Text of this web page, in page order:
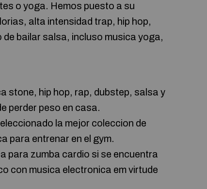
o yoga. Hemos puesto a su
alta intensidad trap, hip hop,
bailar salsa, incluso musica yoga,
stone, hip hop, rap, dubstep, salsa y
perder peso en casa.
la mejor coleccion de
para entrenar en el gym.
para zumba cardio si se encuentra
con musica electronica em virtude